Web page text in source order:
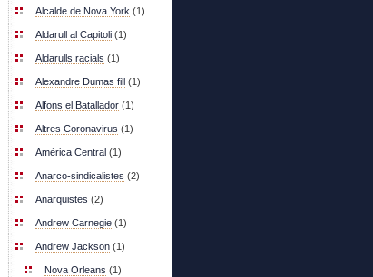
Alcalde de Nova York (1)
Aldarull al Capitoli (1)
Aldarulls racials (1)
Alexandre Dumas fill (1)
Alfons el Batallador (1)
Altres Coronavirus (1)
Amèrica Central (1)
Anarco-sindicalistes (2)
Anarquistes (2)
Andrew Carnegie (1)
Andrew Jackson (1)
Nova Orleans (1)